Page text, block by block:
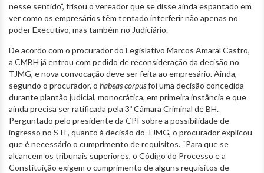
nesse sentido”, frisou o vereador que se disse ainda espantado em
ver como os empresários têm tentado interferir não apenas no
poder Executivo, mas também no Judiciário.
De acordo com o procurador do Legislativo Marcos Amaral Castro,
a CMBH já entrou com pedido de reconsideração da decisão no
TJMG, e nova convocação deve ser feita ao empresário. Ainda,
segundo o procurador, o habeas corpusfoi uma decisão concedida
durante plantão judicial, monocrática, em primeira instância e que
ainda precisa ser ratificada pela 3º Câmara Criminal de BH.
Perguntado pelo presidente da CPI sobre a possibilidade de
ingresso no STF, quanto à decisão do TJMG, o procurador explicou
que é necessário o cumprimento de requisitos. “Para que se
alcancem os tribunais superiores, o Código do Processo e a
Constituição exigem o cumprimento de alguns requisitos de